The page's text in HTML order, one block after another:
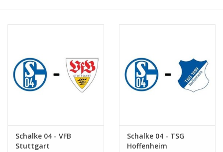
Schalke 04 - VFB
Stuttgart
Schalke 04 - TSG
Hoffenheim